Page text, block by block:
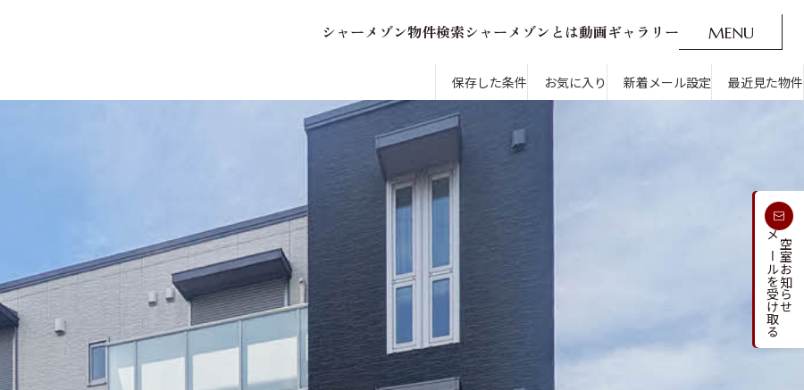
シ ャーメ ゾン物件検索シ ャーメ ゾン とは動画ギャ ラ リ ー MENU
O
新着メール設定 最近見た物件 CLOSE
市区郡・路線・駅から探す
通勤・通学時間から探す
地図から探す
人気のカテゴリから探す 新着メールを
受け取る
保存した条件 お気に入り 新着メール設定 最近見た物件
空室お知らせ
メールを受け取る